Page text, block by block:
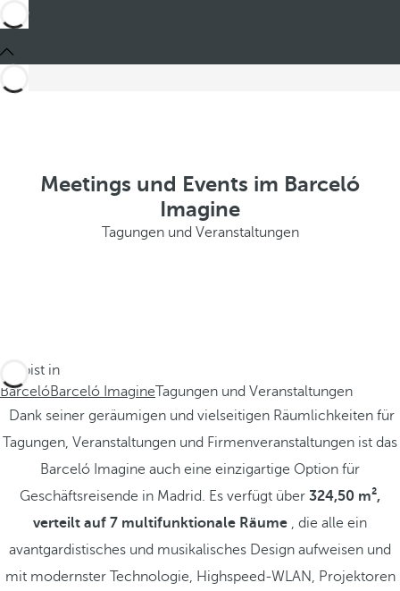
Meetings und Events im Barceló
Imagine
Tagungen und Veranstaltungen
Du bist in
BarcelóBarceló ImagineTagungen und Veranstaltungen
Dank seiner geräumigen und vielseitigen Räumlichkeiten für
Tagungen, Veranstaltungen und Firmenveranstaltungen ist das
Barceló Imagine auch eine einzigartige Option für
Geschäftsreisende in Madrid. Es verfügt über 324,50 m²,
verteilt auf 7 multifunktionale Räume , die alle ein
avantgardistisches und musikalisches Design aufweisen und
mit modernster Technologie, Highspeed-WLAN, Projektoren